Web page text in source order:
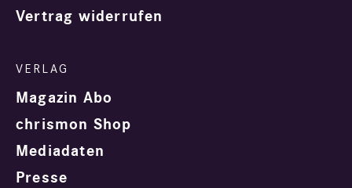
Vertrag widerrufen
Magazin Abo
chrismon Shop
Mediadaten
Presse